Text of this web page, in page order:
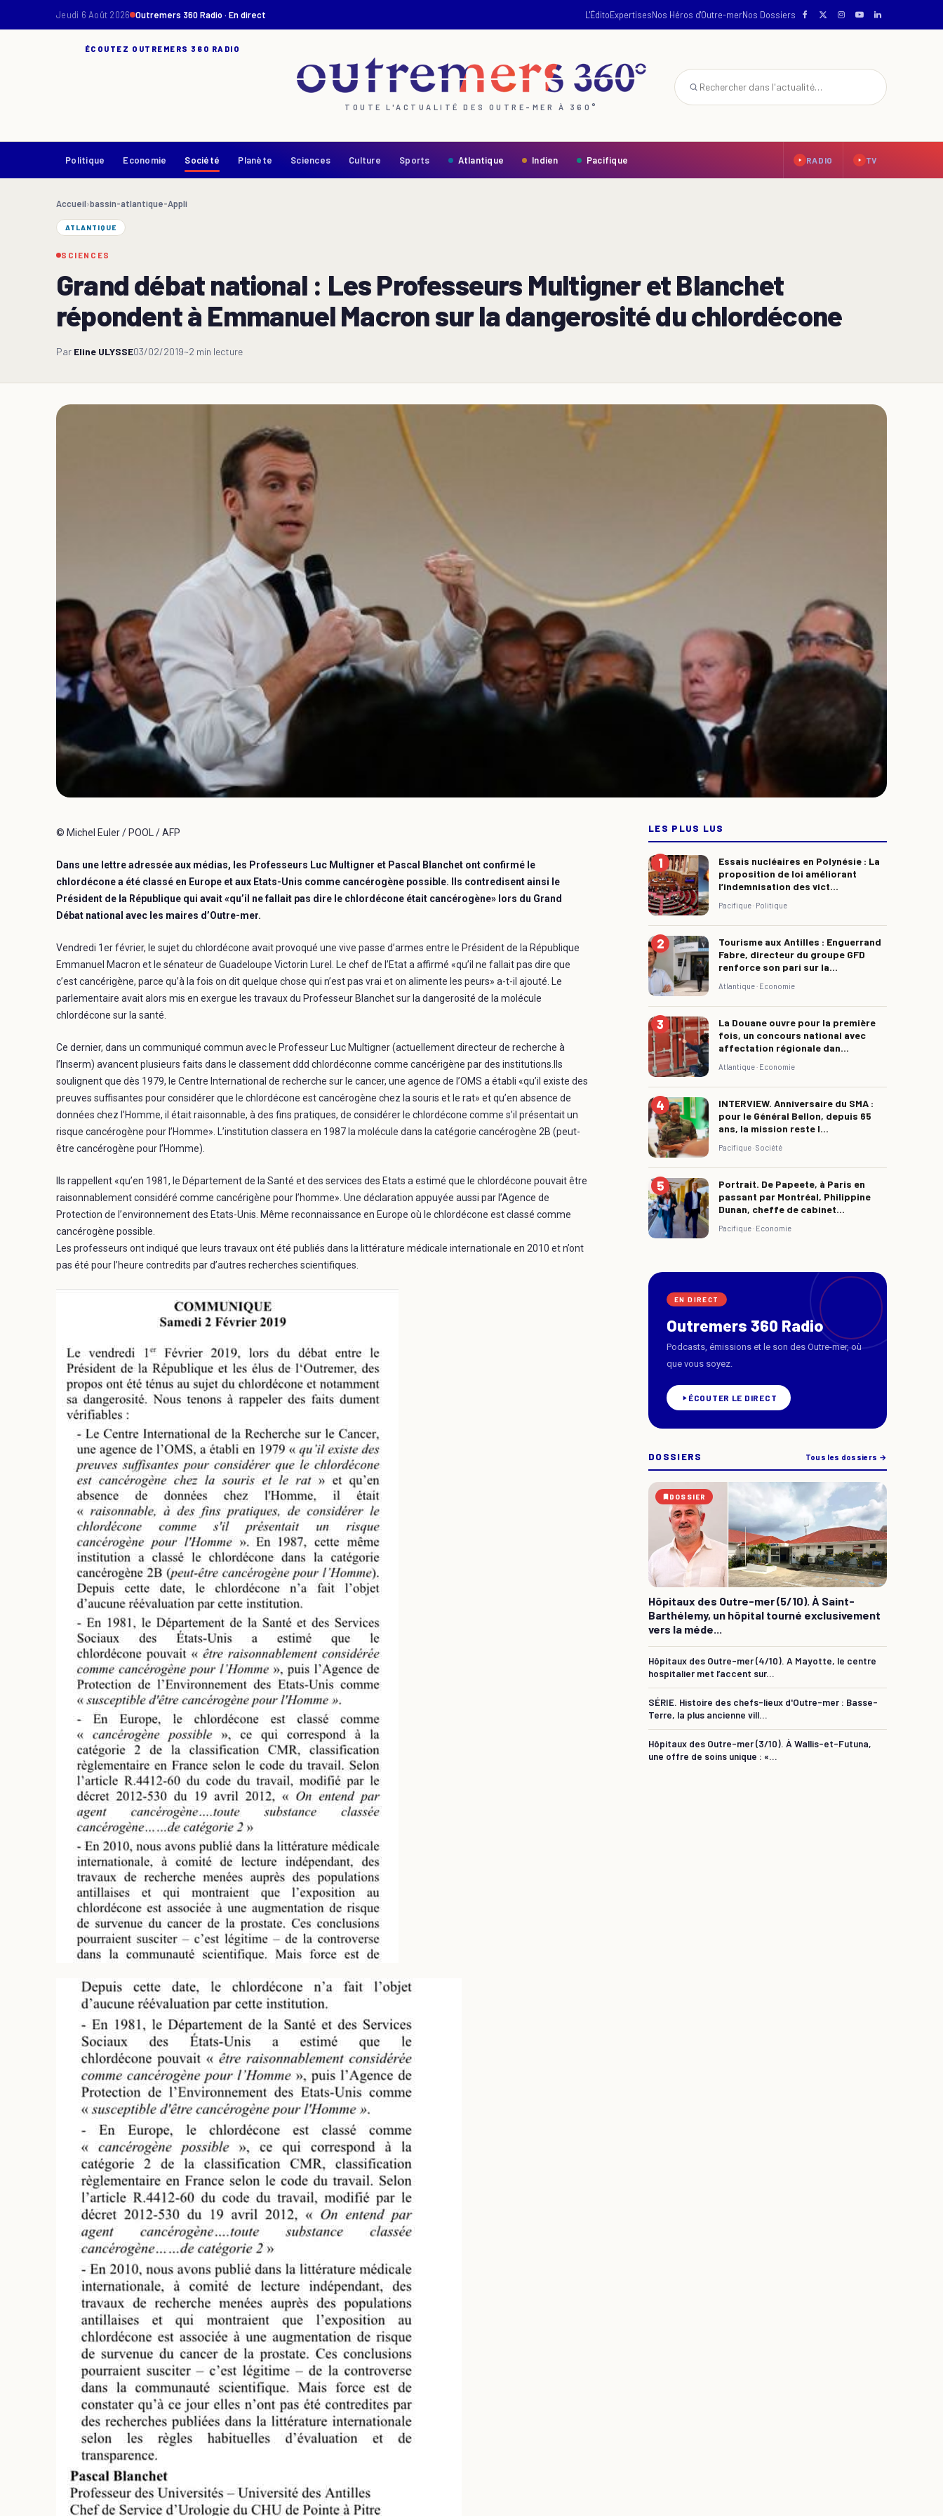
Jeudi 6 Août 2026 Outremers 360 Radio · En direct L'ÉditoExpertisesNos Héros d'Outre-merNos Dossiers
ÉCOUTEZ OUTREMERS 360 RADIO
TOUTE L'ACTUALITÉ DES OUTRE-MER À 360°
Politique Economie Société Planète Sciences Culture Sports Atlantique Indien Pacifique RADIO TV
Accueil›bassin-atlantique-Appli
ATLANTIQUE
SCIENCES
Grand débat national : Les Professeurs Multigner et Blanchet
répondent à Emmanuel Macron sur la dangerosité du chlordécone
Par Eline ULYSSE03/02/2019~2 min lecture
© Michel Euler / POOL / AFP
Dans une lettre adressée aux médias, les Professeurs Luc Multigner et Pascal Blanchet ont confirmé le
chlordécone a été classé en Europe et aux Etats-Unis comme cancérogène possible. Ils contredisent ainsi le
Président de la République qui avait «qu’il ne fallait pas dire le chlordécone était cancérogène» lors du Grand
Débat national avec les maires d’Outre-mer.
Vendredi 1er février, le sujet du chlordécone avait provoqué une vive passe d’armes entre le Président de la République
Emmanuel Macron et le sénateur de Guadeloupe Victorin Lurel. Le chef de l’Etat a affirmé «qu’il ne fallait pas dire que
c’est cancérigène, parce qu’à la fois on dit quelque chose qui n’est pas vrai et on alimente les peurs» a-t-il ajouté. Le
parlementaire avait alors mis en exergue les travaux du Professeur Blanchet sur la dangerosité de la molécule
chlordécone sur la santé.
Ce dernier, dans un communiqué commun avec le Professeur Luc Multigner (actuellement directeur de recherche à
l’Inserm) avancent plusieurs faits dans le classement ddd chlordéconne comme cancérigène par des institutions.Ils
soulignent que dès 1979, le Centre International de recherche sur le cancer, une agence de l’OMS a établi «qu’il existe des
preuves suffisantes pour considérer que le chlordécone est cancérogène chez la souris et le rat» et qu’en absence de
données chez l’Homme, il était raisonnable, à des fins pratiques, de considérer le chlordécone comme s’il présentait un
risque cancérogène pour l’Homme». L’institution classera en 1987 la molécule dans la catégorie cancérogène 2B (peut-
être cancérogène pour l’Homme).
Ils rappellent «qu’en 1981, le Département de la Santé et des services des Etats a estimé que le chlordécone pouvait être
raisonnablement considéré comme cancérigène pour l’homme». Une déclaration appuyée aussi par l’Agence de
Protection de l’environnement des Etats-Unis. Même reconnaissance en Europe où le chlordécone est classé comme
cancérogène possible.
Les professeurs ont indiqué que leurs travaux ont été publiés dans la littérature médicale internationale en 2010 et n’ont
pas été pour l’heure contredits par d’autres recherches scientifiques.
LES PLUS LUS
Essais nucléaires en Polynésie : La
proposition de loi améliorant
l’indemnisation des vict...
Pacifique · Politique
Tourisme aux Antilles : Enguerrand
Fabre, directeur du groupe GFD
renforce son pari sur la...
Atlantique · Economie
La Douane ouvre pour la première
fois, un concours national avec
affectation régionale dan...
Atlantique · Economie
INTERVIEW. Anniversaire du SMA :
pour le Général Bellon, depuis 65
ans, la mission reste l...
Pacifique ·Société
Portrait. De Papeete, à Paris en
passant par Montréal, Philippine
Dunan, cheffe de cabinet...
Pacifique · Economie
EN DIRECT
Outremers 360 Radio
Podcasts, émissions et le son des Outre-mer, où
que vous soyez.
ÉCOUTER LE DIRECT
DOSSIERS Tous les dossiers →
DOSSIER
Hôpitaux des Outre-mer (5/10). À Saint-
Barthélemy, un hôpital tourné exclusivement
vers la méde...
Hôpitaux des Outre-mer (4/10). A Mayotte, le centre
hospitalier met l’accent sur...
SÉRIE. Histoire des chefs-lieux d'Outre-mer : Basse-
Terre, la plus ancienne vill...
Hôpitaux des Outre-mer (3/10). À Wallis-et-Futuna,
une offre de soins unique : «...